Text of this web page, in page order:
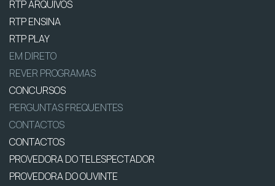
RTP ARQUIVOS
RTP ENSINA
RTP PLAY
EM DIRETO
REVER PROGRAMAS
CONCURSOS
PERGUNTAS FREQUENTES
CONTACTOS
CONTACTOS
PROVEDORA DO TELESPECTADOR
PROVEDORA DO OUVINTE